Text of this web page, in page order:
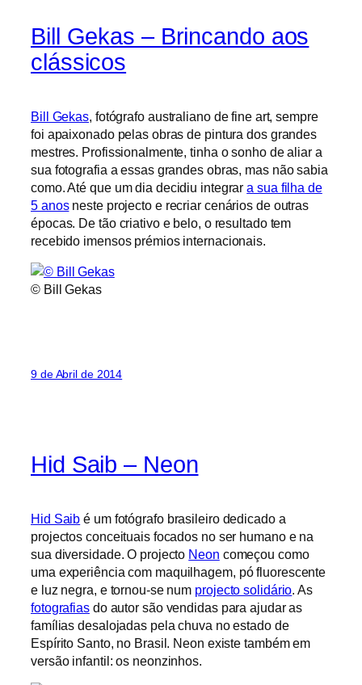
Bill Gekas – Brincando aos
clássicos
Bill Gekas, fotógrafo australiano de fine art, sempre
foi apaixonado pelas obras de pintura dos grandes
mestres. Profissionalmente, tinha o sonho de aliar a
sua fotografia a essas grandes obras, mas não sabia
como. Até que um dia decidiu integrara sua filha de
5 anosneste projecto e recriar cenários de outras
épocas. De tão criativo e belo, o resultado tem
recebido imensos prémios internacionais.
© Bill Gekas
9 de Abril de 2014
Hid Saib – Neon
Hid Saib é um fotógrafo brasileiro dedicado a
projectos conceituais focados no ser humano e na
sua diversidade. O projecto Neon começou como
uma experiência com maquilhagem, pó fluorescente
e luz negra, e tornou-se num projecto solidário. As
fotografiasdo autor são vendidas para ajudar as
famílias desalojadas pela chuva no estado de
Espírito Santo, no Brasil. Neon existe também em
versão infantil: os neonzinhos.